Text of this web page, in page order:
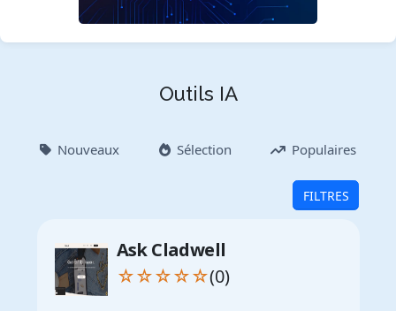
Outils IA
Nouveaux Sélection Populaires
FILTRES
Ask Cladwell
☆☆☆☆☆(0)